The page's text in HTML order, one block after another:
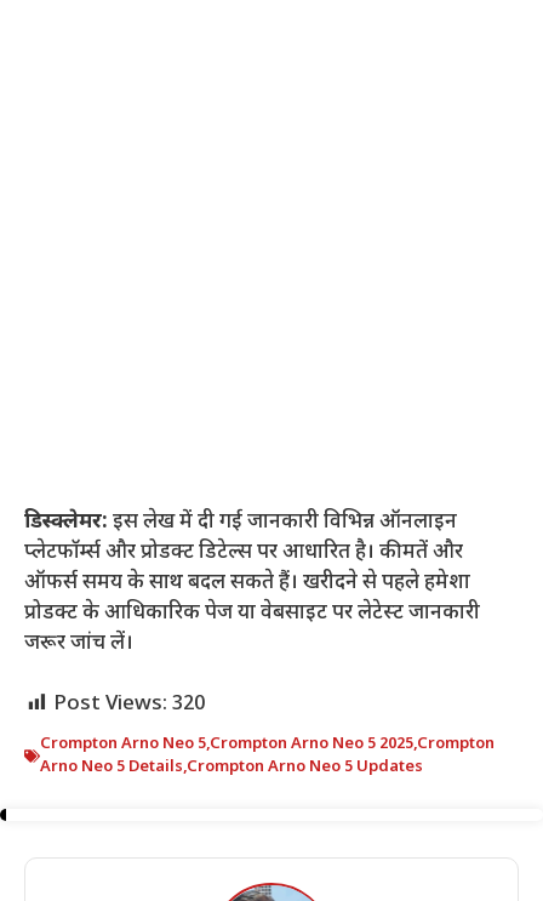
डिस्क्लेमर: इस लेख में दी गई जानकारी विभिन्न ऑनलाइन
प्लेटफॉर्म्स और प्रोडक्ट डिटेल्स पर आधारित है। कीमतें और
ऑफर्स समय के साथ बदल सकते हैं। खरीदने से पहले हमेशा
प्रोडक्ट के आधिकारिक पेज या वेबसाइट पर लेटेस्ट जानकारी
जरूर जांच लें।
Post Views: 320
Crompton Arno Neo 5,Crompton Arno Neo 5 2025,Crompton
Arno Neo 5 Details,Crompton Arno Neo 5 Updates